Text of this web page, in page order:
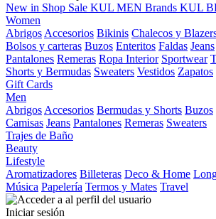
New in Shop Sale KUL MEN Brands KUL
Women
Abrigos Accesorios Bikinis Chalecos y
Bolsos y carteras Buzos Enteritos Faldas Jeans
Pantalones Remeras Ropa Interior Sportwear
Shorts y Bermudas Sweaters Vestidos Zapatos
Gift Cards
Men
Abrigos Accesorios Bermudas y Shorts Buzos
Camisas Jeans Pantalones Remeras Sweaters
Trajes de Baño
Beauty
Lifestyle
Aromatizadores Billeteras Deco & Home
Música Papelería Termos y Mates Travel
Iniciar sesión